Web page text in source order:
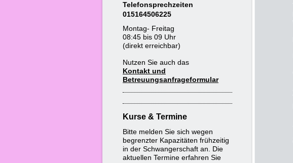
Telefonsprechzeiten
015164506225
Montag- Freitag
08:45 bis 09 Uhr
(direkt erreichbar)
Nutzen Sie auch das
Kontakt und
Betreuungsanfrageformular
Kurse & Termine
Bitte melden Sie sich wegen
begrenzter Kapazitäten frühzeitig
in der Schwangerschaft an. Die
aktuellen Termine erfahren Sie